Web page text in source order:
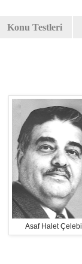
Konu Testleri
Asaf Halet Çelebi